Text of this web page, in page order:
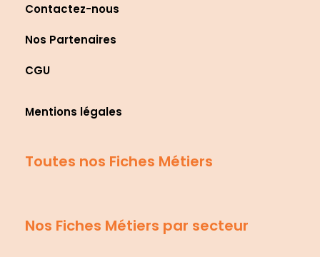
Contactez-nous
Nos Partenaires
CGU
Mentions légales
Toutes nos Fiches Métiers
Nos Fiches Métiers par secteur